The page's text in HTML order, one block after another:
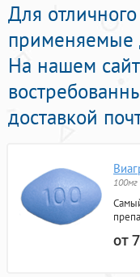
Для
применяемые
На нашем
доставкой
100мг
от